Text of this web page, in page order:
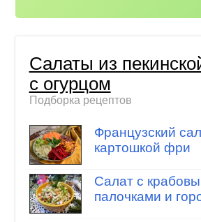
Салаты из
с огурцом
Подборка рецептов
Французский
картошкой фри
Салат с
палочками и